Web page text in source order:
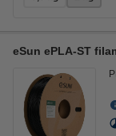
eSun ePLA-ST